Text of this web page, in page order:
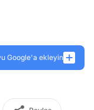
Google'a ekleyin